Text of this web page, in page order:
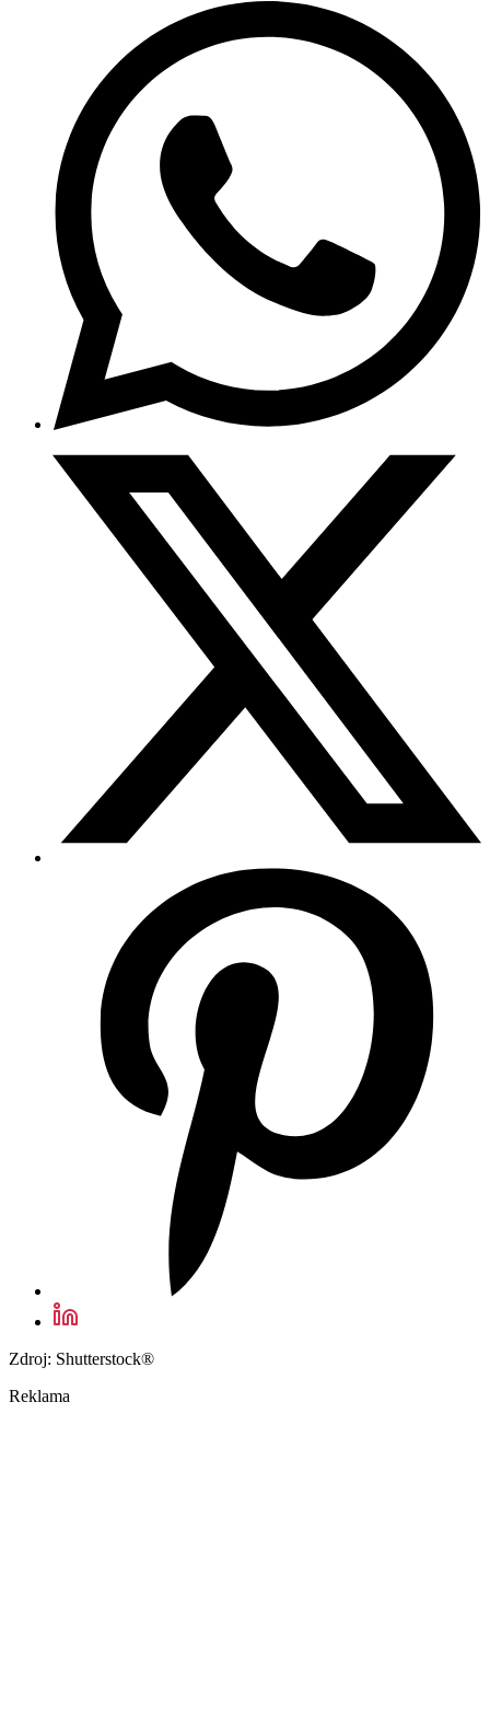
Zdroj: Shutterstock®
Reklama